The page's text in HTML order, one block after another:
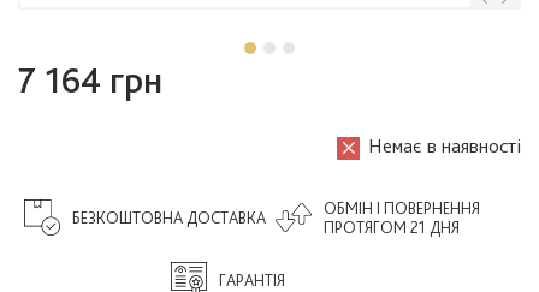
7 164 грн
Немає в наявності
ОБМІН І ПОВЕРНЕННЯ
ПРОТЯГОМ 21 ДНЯ
ГАРАНТІЯ
БЕЗКОШТОВНА ДОСТАВКА